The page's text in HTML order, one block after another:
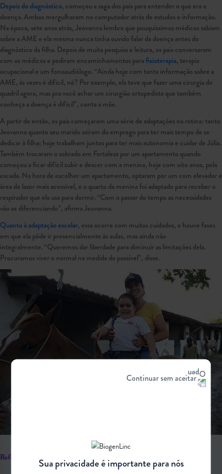
Sua privacidade é importante para nós
Continuar sem aceitar
Depois do diagnóstico, começou a saga dos pais para entender o que era a
doença. Ambos mergulharam no computador atrás de estudos e informação.
Na época, sete anos atrás, Jeovanna lembra que pouquíssimos médicos sabiam
sobre a AME e ela mesma nunca tinha ouvido falar da doença antes do
diagnóstico da filha. Depois de muita pesquisa e leitura, os pais conversaram
com os médicos e pediram encaminhamentos parafisioterapia, terapia
ocupacional e um fonoaudiólogo. “Ainda hoje com tanta informação sobre a
AME, às vezes é difícil, né? Por exemplo, ela teve que fazer uma cirurgia de
quadril agora, mas pra você achar um cirurgião ortopedista que também
conheça a doença é difícil”, conta a mãe.
A partir de então, os pais começaram uma série de adaptações na rotina: tanto
Jeovanna quanto seu marido saíram do emprego para ter mais tempo de se
dedicar à filha; hoje trabalham juntos para ter mais autonomia e cuidar de Júlia.
Também trocaram o sobrado em Fortaleza por um apartamento quando
começou a ficar difícil subir e descer com a menina, hoje com oito anos, pela
escada. Na hora de escolher um apartamento, optaram por um com elevador e
área de lazer mais acessível, e o quarto da menina foi adaptado para receber o
respirador que ela usa para dormir. “Com o passar do tempo as necessidades
vão se diferenciando”, afirma Jeovanna.
Quanto à adaptação escolar, essa ocorre com muitos cuidados, e houve fases
em que ela pôde ir presencialmente às aulas, mas ainda não
integralmente. “Queremos dar liberdade para diminuir as limitações dela.
Procuramos viver o normal na medida do possível”, disse.
Referências Bibliográficas: